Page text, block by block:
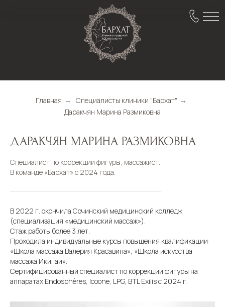
Главная → Специалисты клиники "Бархат" →
Даракчян Марина Размиковна
ДАРАКЧЯН МАРИНА РАЗМИКОВНА
Специалист по коррекции фигуры, массажист.
В команде «Бархат» с 2024 года.
В 2022 г. окончила Сочинский медицинский колледж
(специализация «медицинский массаж»).
Стаж работы более 3 лет.
Проходила индивидуальные курсы повышения квалификации:
«Школа массажа Валерия Красавина», «Школа искусства
массажа Икигаи».
Сертифицированный специалист по коррекции фигуры на
аппаратах Endosphères, Icoone, LPG, BTL Exilis с 2024 г.